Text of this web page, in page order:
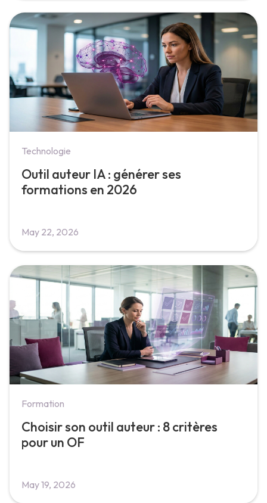
Technologie
Outil auteur IA : générer ses
formations en 2026
May 22, 2026
Formation
Choisir son outil auteur : 8 critères
pour un OF
May 19, 2026